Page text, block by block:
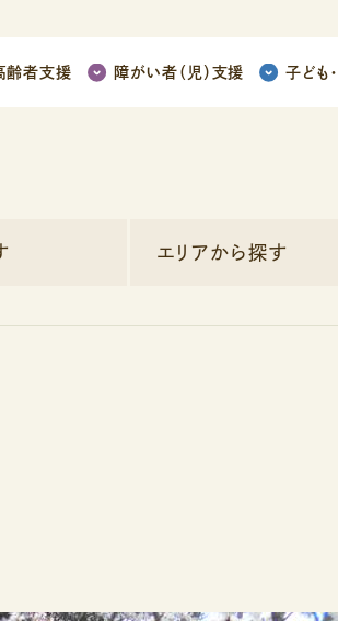
齢者支援 障がい者（児）支援 子ども ・
エリアから探す